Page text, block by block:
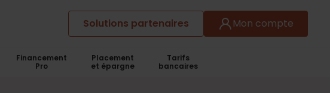
Solutions partenaires Mon compte
Financement
Pro
Placement
et épargne
Tarifs
bancaires